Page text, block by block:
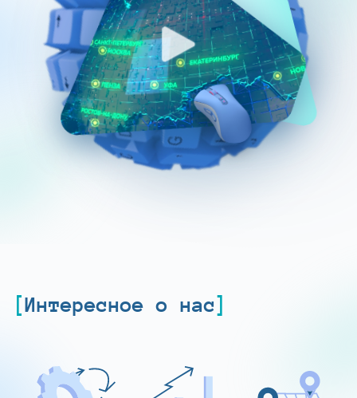
Интересное о нас